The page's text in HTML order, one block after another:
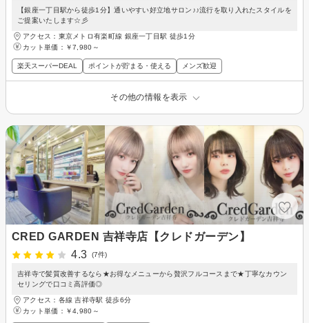
【銀座一丁目駅から徒歩1分】通いやすい好立地サロン♪♪流行を取り入れたスタイルを
ご提案いたします☆彡
アクセス：東京メトロ有楽町線 銀座一丁目駅 徒歩1分
カット単価： ￥7,980～
楽天スーパーDEAL ポイントが貯まる・使える メンズ歓迎
その他の情報を表示
CRED GARDEN 吉祥寺店【クレドガーデン】
4.3
(7件)
吉祥寺で髪質改善するなら★お得なメニューから贅沢フルコースまで★丁寧なカウン
セリングで口コミ高評価◎
アクセス：各線 吉祥寺駅 徒歩6分
カット単価： ￥4,980～